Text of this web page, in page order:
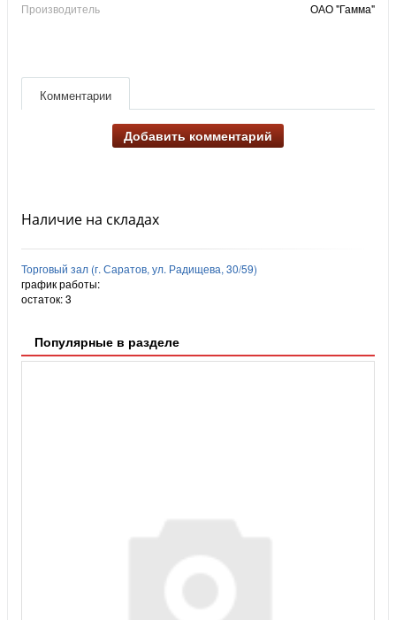
Производитель
ОАО "Гамма"
Комментарии
Добавить комментарий
Наличие на складах
Торговый зал (г. Саратов, ул. Радищева, 30/59)
график работы:
остаток:3
Популярные в разделе